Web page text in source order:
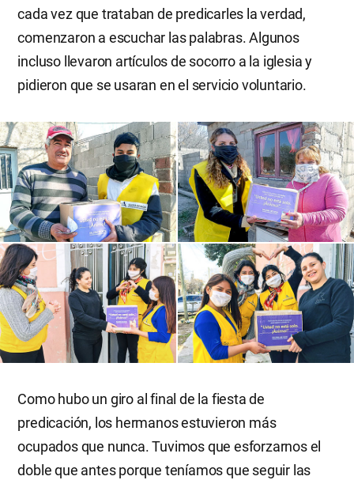
cada vez que trataban de predicarles la verdad,
comenzaron a escuchar las palabras. Algunos
incluso llevaron artículos de socorro a la iglesia y
pidieron que se usaran en el servicio voluntario.
Como hubo un giro al final de la fiesta de
predicación, los hermanos estuvieron más
ocupados que nunca. Tuvimos que esforzarnos el
doble que antes porque teníamos que seguir las